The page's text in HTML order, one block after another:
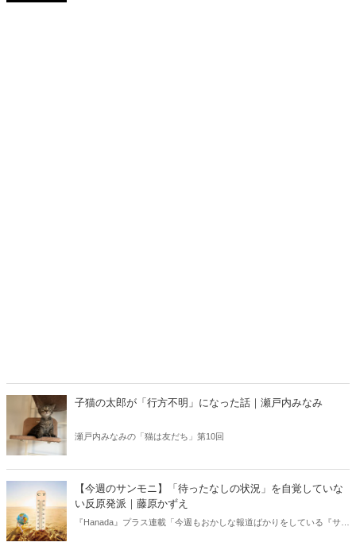
子猫の太郎が「行方不明」になった話｜瀬戸内みなみ
瀬戸内みなみの「猫は友だち」第10回
【今週のサンモニ】「待ったなしの状況」を自覚していな
い反原発派｜藤原かずえ
『Hanada』プラス連載「今週もおかしな報道ばかりをしている『サン